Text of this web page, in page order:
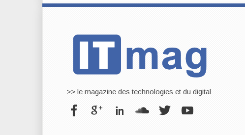
>> le magazine des technologies et du digital